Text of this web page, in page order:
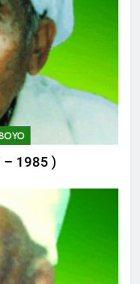
– 1985 )
Lirboyo
Istighosah
Jawa Timur